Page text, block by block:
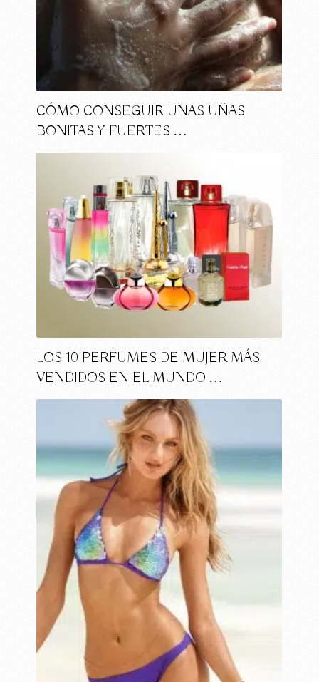
CÓMO CONSEGUIR UNAS UÑAS
BONITAS Y FUERTES …
LOS 10 PERFUMES DE MUJER MÁS
VENDIDOS EN EL MUNDO …